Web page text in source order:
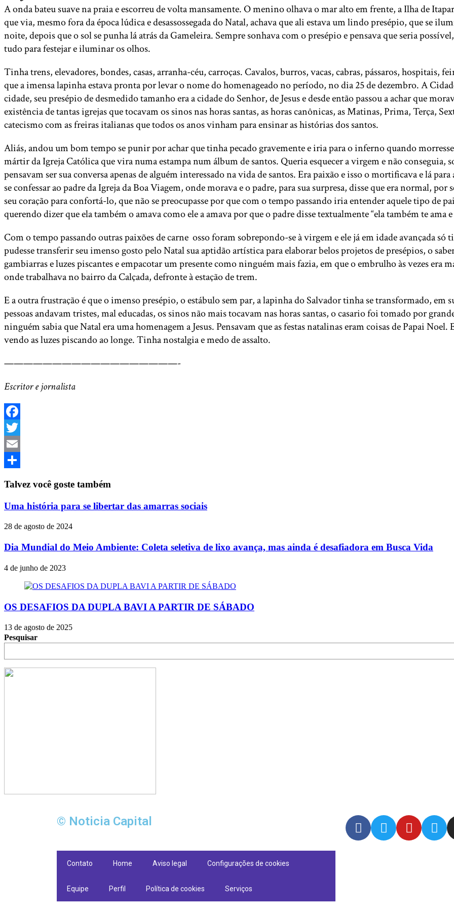
A onda bateu suave na praia e escorreu de volta mansamente. O menino olhava o mar alto em frente, a Ilha de
que via, mesmo fora da época lúdica e desassossegada do Natal, achava que ali estava um lindo presépio, que se
noite, depois que o sol se punha lá atrás da Gameleira. Sempre sonhava com o presépio e pensava que seria
tudo para festejar e iluminar os olhos.
Tinha trens, elevadores, bondes, casas, arranha-céu, carroças. Cavalos, burros, vacas, cabras, pássaros, hospitais,
que a imensa lapinha estava pronta por levar o nome do homenageado no período, no dia 25 de dezembro. A
cidade, seu presépio de desmedido tamanho era a cidade do Senhor, de Jesus e desde então passou a achar que
existência de tantas igrejas que tocavam os sinos nas horas santas, as horas canônicas, as Matinas, Prima, Terça,
catecismo com as freiras italianas que todos os anos vinham para ensinar as histórias dos santos.
Aliás, andou um bom tempo se punir por achar que tinha pecado gravemente e iria para o inferno quando
mártir da Igreja Católica que vira numa estampa num álbum de santos. Queria esquecer a virgem e não conseguia,
pensavam ser sua conversa apenas de alguém interessado na vida de santos. Era paixão e isso o mortificava e lá
se confessar ao padre da Igreja da Boa Viagem, onde morava e o padre, para sua surpresa, disse que era normal,
seu coração para confortá-lo, que não se preocupasse por que com o tempo passando iria entender aquele tipo de
querendo dizer que ela também o amava como ele a amava por que o padre disse textualmente “ela também te ama e
Com o tempo passando outras paixões de carne osso foram sobrepondo-se à virgem e ele já em idade avançada
pudesse transferir seu imenso gosto pelo Natal sua aptidão artística para elaborar belos projetos de presépios, o
gambiarras e luzes piscantes e empacotar um presente como ninguém mais fazia, em que o embrulho às vezes era
onde trabalhava no bairro da Calçada, defronte à estação de trem.
E a outra frustração é que o imenso presépio, o estábulo sem par, a lapinha do Salvador tinha se transformado, em
pessoas andavam tristes, mal educadas, os sinos não mais tocavam nas horas santas, o casario foi tomado por
ninguém sabia que Natal era uma homenagem a Jesus. Pensavam que as festas natalinas eram coisas de Papai
vendo as luzes piscando ao longe. Tinha nostalgia e medo de assalto.
——————————————————-
Escritor e jornalista
Facebook
Twitter
Email
Talvez você goste também
Uma história para se libertar das amarras sociais
28 de agosto de 2024
Dia Mundial do Meio Ambiente: Coleta seletiva de lixo avança, mas ainda é desafiadora em Busca Vida
4 de junho de 2023
OS DESAFIOS DA DUPLA BAVI A PARTIR DE SÁBADO
13 de agosto de 2025
Pesquisar
© Noticia Capital
Contato Home Aviso legal Configurações de cookies
Equipe Perfil Política de cookies Serviços